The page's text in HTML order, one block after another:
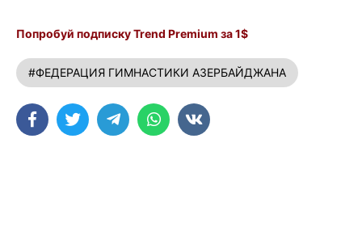
Попробуй подписку Trend Premium за 1$
#ФЕДЕРАЦИЯ ГИМНАСТИКИ АЗЕРБАЙДЖАНА